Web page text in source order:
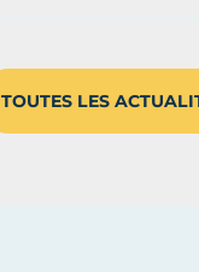
TOUTES LES